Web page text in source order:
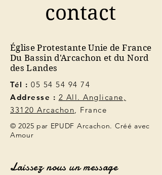
contact
Église Protestante Unie de France
Du Bassin d'Arcachon et du Nord
des Landes
Tél : 05 54 54 94 74
Addresse : 2 All. Anglicane,
33120 Arcachon, France
© 2025 par EPUDF Arcachon. Créé avec
Amour
Laissez nous un message